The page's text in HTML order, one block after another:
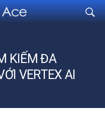
KIẾM ĐA
VERTEX AI